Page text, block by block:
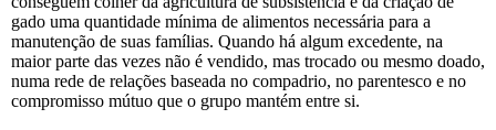
gado uma quantidade mínima de alimentos necessária para a
manutenção de suas famílias. Quando há algum excedente, na
maior parte das vezes não é vendido, mas trocado ou mesmo doado,
numa rede de relações baseada no compadrio, no parentesco e no
compromisso mútuo que o grupo mantém entre si.